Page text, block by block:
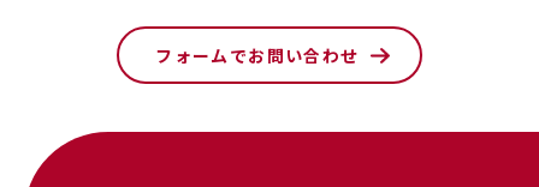
フォームでお問い合わせ